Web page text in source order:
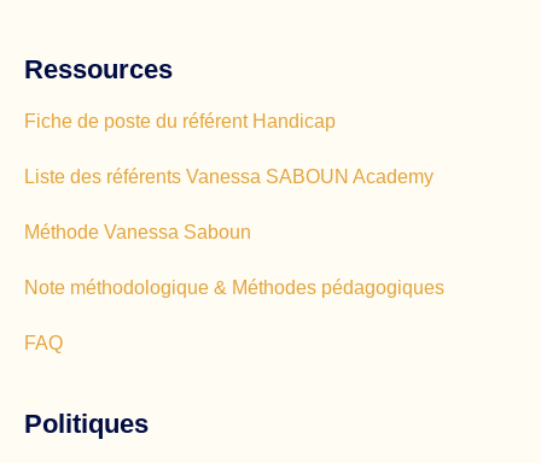
Ressources
Fiche de poste du référent Handicap
Liste des référents Vanessa SABOUN Academy
Méthode Vanessa Saboun
Note méthodologique & Méthodes pédagogiques
FAQ
Politiques